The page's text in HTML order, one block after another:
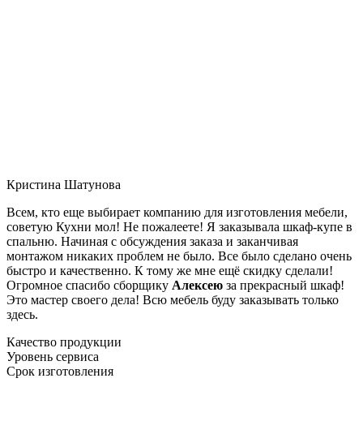
Кристина Шатунова
Всем, кто еще выбирает компанию для изготовления мебели,
советую Кухни мол! Не пожалеете! Я заказывала шкаф-купе в
спальню. Начиная с обсуждения заказа и заканчивая
монтажом никаких проблем не было. Все было сделано очень
быстро и качественно. К тому же мне ещё скидку сделали!
Огромное спасибо сборщику Алексею за прекрасный шкаф!
Это мастер своего дела! Всю мебель буду заказывать только
здесь.
Качество продукции
Уровень сервиса
Срок изготовления